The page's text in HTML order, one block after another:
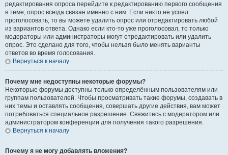
редактирования опроса перейдите к редактированию первого сообщения
в теме; опрос всегда связан именно с ним. Если никто не успел
проголосовать, то вы можете удалить опрос или отредактировать любой
из вариантов ответа. Однако если кто-то уже проголосовал, то только
модераторы или администраторы могут отредактировать или удалить
опрос. Это сделано для того, чтобы нельзя было менять варианты
ответов во время голосования.
Вернуться к началу
Почему мне недоступны некоторые форумы?
Некоторые форумы доступны только определённым пользователям или
группам пользователей. Чтобы просматривать такие форумы, создавать в
них темы и оставлять сообщения, совершать другие действия, вам может
потребоваться специальное разрешение. Свяжитесь с модератором или
администратором конференции для получения такого разрешения.
Вернуться к началу
Почему я не могу добавлять вложения?